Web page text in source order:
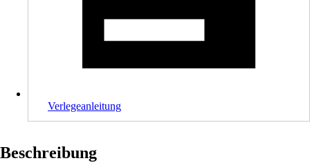
Verlegeanleitung
Beschreibung